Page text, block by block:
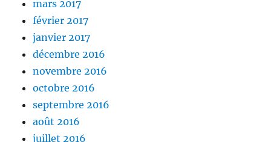
mars 2017
février 2017
janvier 2017
décembre 2016
novembre 2016
octobre 2016
septembre 2016
août 2016
juillet 2016